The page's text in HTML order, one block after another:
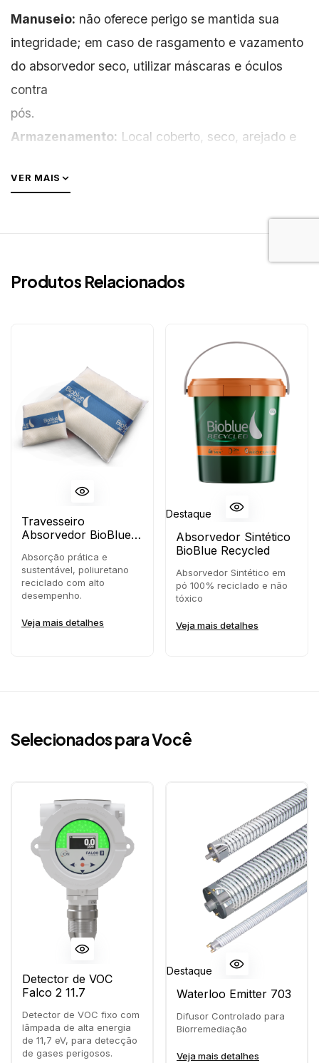
Manuseio: não oferece perigo se mantida sua
integridade; em caso de rasgamento e vazamento
do absorvedor seco, utilizar máscaras e óculos
contra
pós.
Armazenamento: Local coberto, seco, arejado e
VER MAIS
Produtos Relacionados
Travesseiro
Absorvedor BioBlue
Absorção prática e
sustentável, poliuretano
reciclado com alto
desempenho.
Veja mais detalhes
Destaque
Absorvedor Sintético
BioBlue Recycled
Absorvedor Sintético em
pó 100% reciclado e não
tóxico
Veja mais detalhes
Selecionados para Você
Detector de VOC
Falco 2 11.7
Detector de VOC fixo com
lâmpada de alta energia
de 11,7 eV, para detecção
de gases perigosos.
Destaque
Waterloo Emitter 703
Difusor Controlado para
Biorremediação
Veja mais detalhes